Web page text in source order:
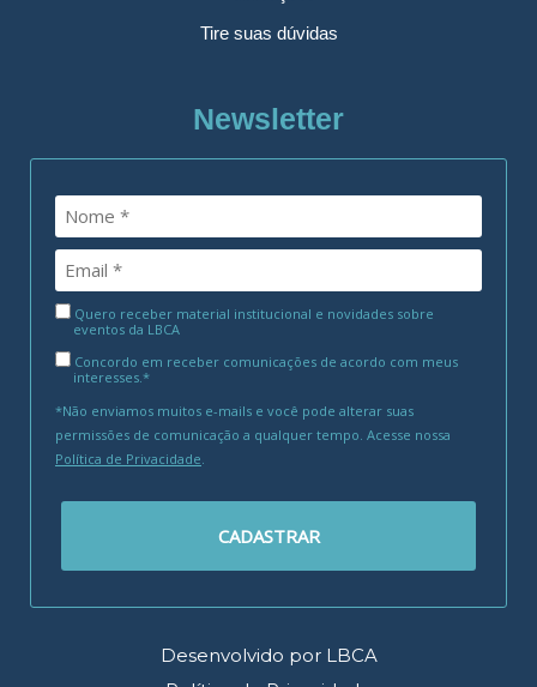
Tire suas dúvidas
Newsletter
Quero receber material institucional e novidades sobre
eventos da LBCA
Concordo em receber comunicações de acordo com meus
interesses.*
*Não enviamos muitos e-mails e você pode alterar suas
permissões de comunicação a qualquer tempo. Acesse nossa
Política de Privacidade.
CADASTRAR
Desenvolvido por LBCA